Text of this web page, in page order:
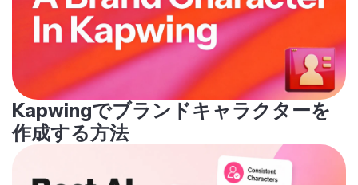
Kapwingでブランドキャラクターを
作成する方法